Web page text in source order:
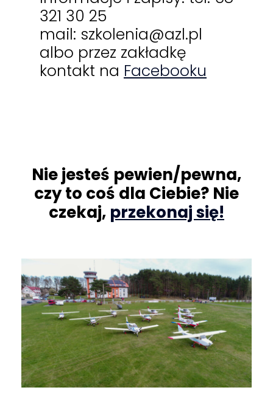
321 30 25
mail: szkolenia@azl.pl
albo przez zakładkę
kontakt na Facebooku
Nie jesteś pewien/pewna,
czy to coś dla Ciebie? Nie
czekaj, przekonaj się!